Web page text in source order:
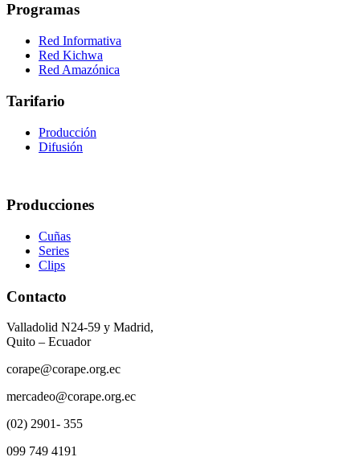
Programas
Red Informativa
Red Kichwa
Red Amazónica
Tarifario
Producción
Difusión
Producciones
Cuñas
Series
Clips
Contacto
Valladolid N24-59 y Madrid,
Quito – Ecuador
corape@corape.org.ec
mercadeo@corape.org.ec
(02) 2901- 355
099 749 4191